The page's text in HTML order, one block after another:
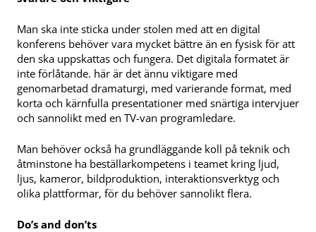
Man ska inte sticka under stolen med att en digital
konferens behöver vara mycket bättre än en fysisk för att
den ska uppskattas och fungera. Det digitala formatet är
inte förlåtande. här är det ännu viktigare med
genomarbetad dramaturgi, med varierande format, med
korta och kärnfulla presentationer med snärtiga intervjuer
och sannolikt med en TV-van programledare.
Man behöver också ha grundläggande koll på teknik och
åtminstone ha beställarkompetens i teamet kring ljud,
ljus, kameror, bildproduktion, interaktionsverktyg och
olika plattformar, för du behöver sannolikt flera.
Do’s and don’ts